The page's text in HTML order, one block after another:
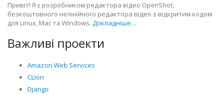
Привіт! Я є розробником редактора відео OpenShot,
безкоштовного нелінійного редактора відео з відкритим кодом
для Linux, Mac та Windows. Докладніше…
Важливі проекти
Amazon Web Services
CLion
Django